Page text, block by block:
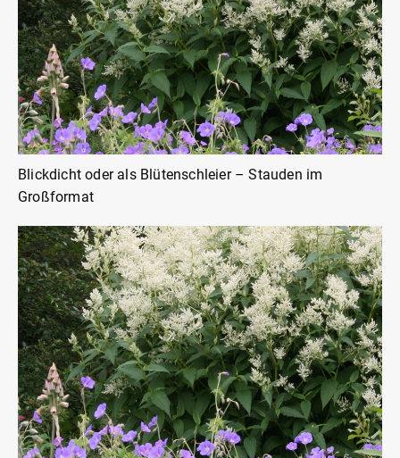
Blickdicht oder als Blütenschleier – Stauden im
Großformat